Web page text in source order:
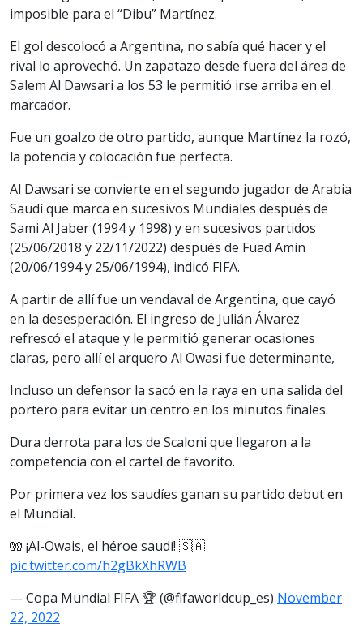
imposible para el “Dibu” Martínez.
El gol descolocó a Argentina, no sabía qué hacer y el
rival lo aprovechó. Un zapatazo desde fuera del área de
Salem Al Dawsari a los 53 le permitió irse arriba en el
marcador.
Fue un goalzo de otro partido, aunque Martínez la rozó,
la potencia y colocación fue perfecta.
Al Dawsari se convierte en el segundo jugador de Arabia
Saudí que marca en sucesivos Mundiales después de
Sami Al Jaber (1994 y 1998) y en sucesivos partidos
(25/06/2018 y 22/11/2022) después de Fuad Amin
(20/06/1994 y 25/06/1994), indicó FIFA.
A partir de allí fue un vendaval de Argentina, que cayó
en la desesperación. El ingreso de Julián Álvarez
refrescó el ataque y le permitió generar ocasiones
claras, pero allí el arquero Al Owasi fue determinante,
Incluso un defensor la sacó en la raya en una salida del
portero para evitar un centro en los minutos finales.
Dura derrota para los de Scaloni que llegaron a la
competencia con el cartel de favorito.
Por primera vez los saudíes ganan su partido debut en
el Mundial.
🧤 ¡Al-Owais, el héroe saudí! 🇸🇦
pic.twitter.com/h2gBkXhRWB
— Copa Mundial FIFA 🏆 (@fifaworldcup_es) November
22, 2022